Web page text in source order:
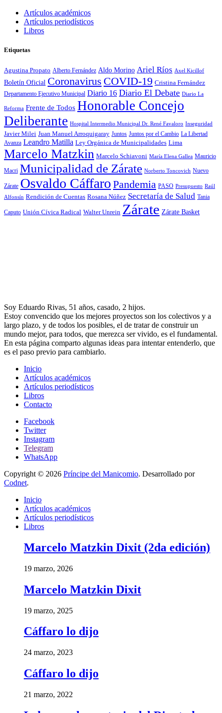
Artículos académicos
Artículos periodísticos
Libros
Etiquetas
Agustina Propato Alberto Fernández Aldo Morino Ariel Ríos Axel Kicillof
Boletín Oficial Coronavirus COVID-19 Cristina Fernández
Departamento Ejecutivo Municipal Diario 16 Diario El Debate Diario La
Reforma Frente de Todos Honorable Concejo
Deliberante Hospital Intermedio Municipal Dr. René Favaloro Inseguridad
Javier Milei Juan Manuel Arroquigaray Juntos Juntos por el Cambio La Libertad
Avanza Leandro Matilla Ley Orgánica de Municipalidades Lima
Marcelo Matzkin Marcelo Schiavoni María Elena Gallea Mauricio
Macri Municipalidad de Zárate Norberto Toncovich Nuevo
Zárate Osvaldo Cáffaro Pandemia PASO Presupuesto Raúl
Alfonsín Rendición de Cuentas Rosana Núñez Secretaría de Salud Tania
Caputo Unión Cívica Radical Walter Unrein Zárate Zárate Basket
Soy Eduardo Rivas, 51 años, casado, 2 hijos.
Estoy convencido que los mejores proyectos son los colectivos y a
largo plazo, y de todos los posibles, el de tratar de construir un
mundo mejor, para todos, que merezca ser vivido, es el fundamental.
En esta página comparto algunas ideas para intentar entenderlo, que
es el paso previo para cambiarlo.
Inicio
Artículos académicos
Artículos periodísticos
Libros
Contacto
Facebook
Twitter
Instagram
Telegram
WhatsApp
Copyright © 2026 Príncipe del Manicomio. Desarrollado por
Codnet.
Inicio
Artículos académicos
Artículos periodísticos
Libros
Marcelo Matzkin Dixit (2da edición)
19 marzo, 2026
Marcelo Matzkin Dixit
19 marzo, 2025
Cáffaro lo dijo
24 marzo, 2023
Cáffaro lo dijo
21 marzo, 2022